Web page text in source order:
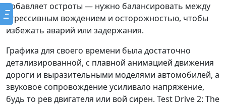
добавляет остроты — нужно балансировать между
агрессивным вождением и осторожностью, чтобы
избежать аварий или задержания.
Графика для своего времени была достаточно
детализированной, с плавной анимацией движения
дороги и выразительными моделями автомобилей, а
звуковое сопровождение усиливало напряжение,
будь то рев двигателя или вой сирен. Test Drive 2: The
Ξ